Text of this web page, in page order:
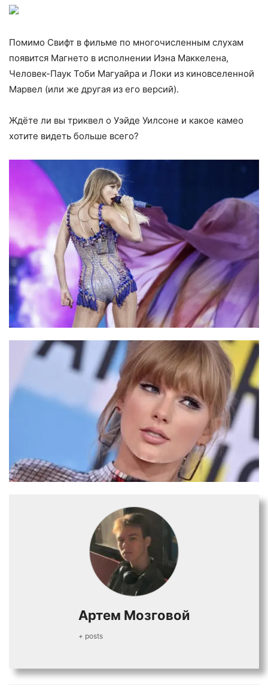
Помимо Свифт в фильме по многочисленным слухам
появится Магнето в исполнении Иэна Маккелена,
Человек-Паук Тоби Магуайра и Локи из киновселенной
Марвел (или же другая из его версий).
Ждёте ли вы триквел о Уэйде Уилсоне и какое камео
хотите видеть больше всего?
Артем Мозговой
+ posts